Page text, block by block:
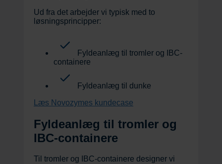
Ud fra det arbejder vi typisk med to
løsningsprincipper:
Fyldeanlæg til tromler og IBC-
containere
Fyldeanlæg til dunke
Læs Novozymes kundecase
Fyldeanlæg til tromler og
IBC-containere
Til tromler og IBC-containere designer vi